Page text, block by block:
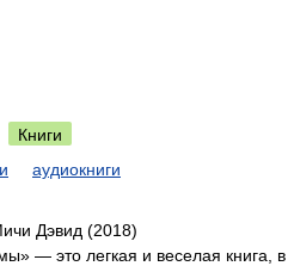
Книги
аудиокниги
Дэвид (2018)
— это легкая и веселая книга, в